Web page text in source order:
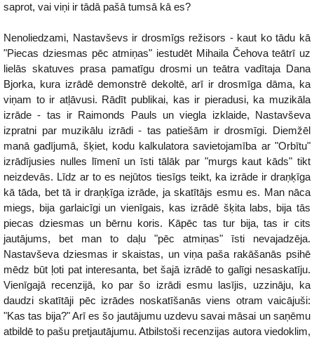
saprot, vai viņi ir tādā pašā tumsā kā es?
Nenoliedzami, Nastavševs ir drosmīgs režisors - kaut ko tādu kā
"Piecas dziesmas pēc atmiņas" iestudēt Mihaila Čehova teātrī uz
lielās skatuves prasa pamatīgu drosmi un teātra vadītaja Dana
Bjorka, kura izrādē demonstrē dekoltē, arī ir drosmīga dāma, ka
viņam to ir atļāvusi. Rādīt publikai, kas ir pieradusi, ka muzikāla
izrāde - tas ir Raimonds Pauls un viegla izklaide, Nastavševa
izpratni par muzikālu izrādi - tas patiešām ir drosmīgi. Diemžēl
manā gadījumā, šķiet, kodu kalkulatora savietojamība ar "Orbītu"
izrādījusies nulles līmenī un īsti tālāk par "murgs kaut kāds" tikt
neizdevās. Līdz ar to es nejūtos tiesīgs teikt, ka izrāde ir draņķīga
kā tāda, bet tā ir draņķīga izrāde, ja skatītājs esmu es. Man nāca
miegs, bija garlaicīgi un vienīgais, kas izrādē šķita labs, bija tās
piecas dziesmas un bērnu koris. Kāpēc tas tur bija, tas ir cits
jautājums, bet man to daļu "pēc atmiņas" īsti nevajadzēja.
Nastavševa dziesmas ir skaistas, un viņa paša rakāšanās psihē
mēdz būt ļoti pat interesanta, bet šajā izrādē to galīgi nesaskatīju.
Vienīgajā recenzijā, ko par šo izrādi esmu lasījis, uzzināju, ka
daudzi skatītāji pēc izrādes noskatīšanās viens otram vaicājuši:
"Kas tas bija?" Arī es šo jautājumu uzdevu savai māsai un saņēmu
atbildē to pašu pretjautājumu. Atbilstoši recenzijas autora viedoklim,